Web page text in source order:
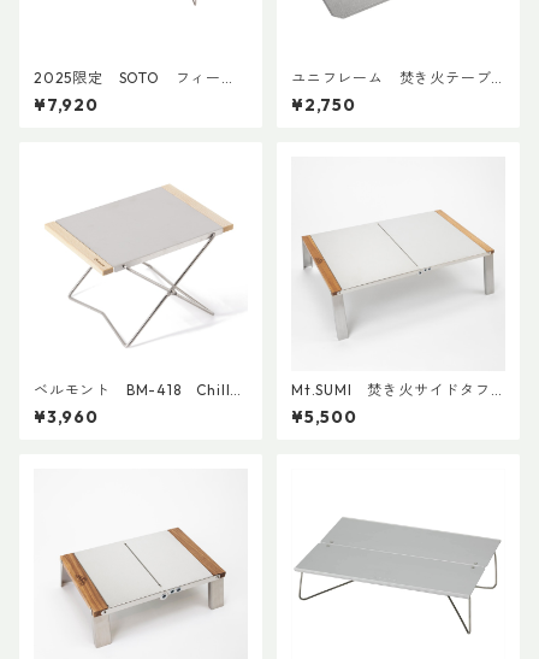
2025限定 SOTO フィール
ドホッパーBAMBOO ST-63
0BB
¥7,920
ユニフレーム 焚き火テーブ
ル レッグラック
¥2,750
ベルモント BM-418 Chill
サイドテーブル
¥3,960
Mt.SUMI 焚き火サイドタフ
テーブルレギュラー
¥5,500